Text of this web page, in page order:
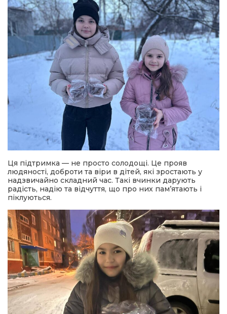
Ця підтримка — не просто солодощі. Це прояв
людяності, доброти та віри в дітей, які зростають у
надзвичайно складний час. Такі вчинки дарують
радість, надію та відчуття, що про них пам’ятають і
піклуються.